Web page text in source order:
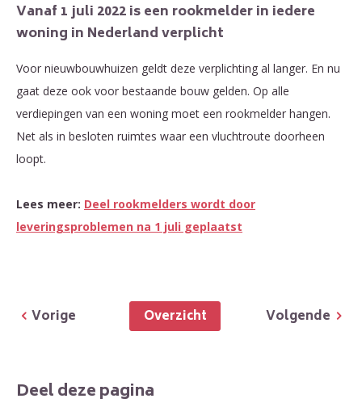
Vanaf 1 juli 2022 is een rookmelder in iedere
woning in Nederland verplicht
Voor nieuwbouwhuizen geldt deze verplichting al langer. En nu
gaat deze ook voor bestaande bouw gelden. Op alle
verdiepingen van een woning moet een rookmelder hangen.
Net als in besloten ruimtes waar een vluchtroute doorheen
loopt.
Lees meer: Deel rookmelders wordt door
leveringsproblemen na 1 juli geplaatst
Volgende
Overzicht
Vorige
Deel deze pagina